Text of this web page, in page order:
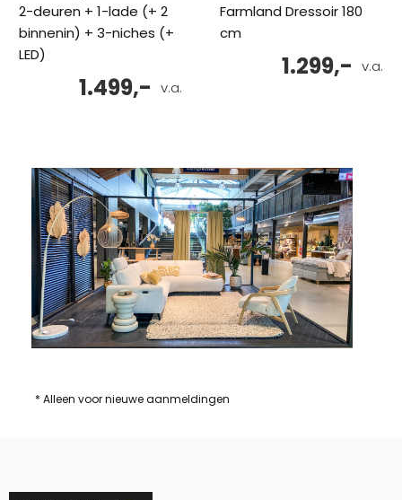
2-deuren + 1-lade (+ 2
binnenin) + 3-niches (+
LED)
v.a.
1.499,-
Farmland Dressoir 180
cm
v.a.
1.299,-
* Alleen voor nieuwe aanmeldingen